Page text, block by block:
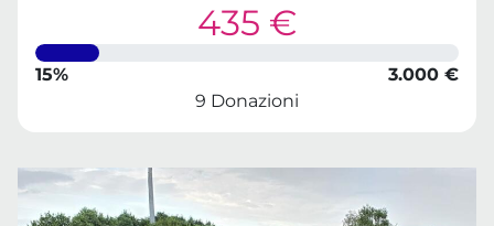
435 €
15%
3.000 €
9 Donazioni